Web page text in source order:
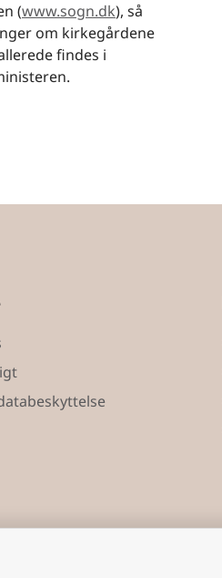
(www.sogn.dk), så
om kirkegårdene
findes i